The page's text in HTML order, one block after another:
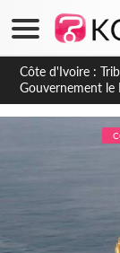
Burkina Faso :
la pompe